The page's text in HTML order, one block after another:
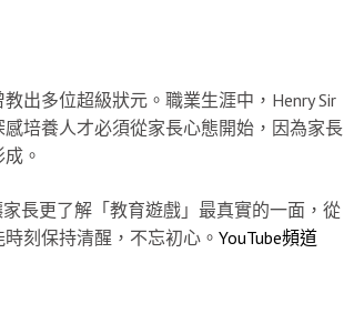
出多位超級狀元。職業生涯中，Henry Sir
培養人才必須從家長心態開始，因為家長
。
長更了解「教育遊戲」最真實的一面，從
刻保持清醒，不忘初心。 YouTube頻道